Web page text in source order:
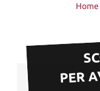
Home
PER